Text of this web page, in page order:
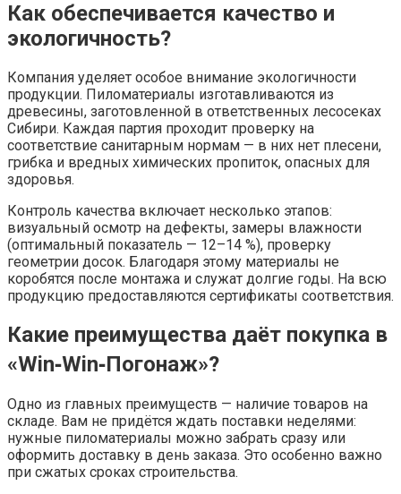
Как обеспечивается качество и
экологичность?
Компания уделяет особое внимание экологичности
продукции. Пиломатериалы изготавливаются из
древесины, заготовленной в ответственных лесосеках
Сибири. Каждая партия проходит проверку на
соответствие санитарным нормам — в них нет плесени,
грибка и вредных химических пропиток, опасных для
здоровья.
Контроль качества включает несколько этапов:
визуальный осмотр на дефекты, замеры влажности
(оптимальный показатель — 12–14 %), проверку
геометрии досок. Благодаря этому материалы не
коробятся после монтажа и служат долгие годы. На всю
продукцию предоставляются сертификаты соответствия.
Какие преимущества даёт покупка в
«Win‑Win‑Погонаж»?
Одно из главных преимуществ — наличие товаров на
складе. Вам не придётся ждать поставки неделями:
нужные пиломатериалы можно забрать сразу или
оформить доставку в день заказа. Это особенно важно
при сжатых сроках строительства.